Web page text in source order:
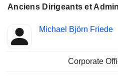
Anciens Dirigeants et
Insider
Fonctions
Michael Björn Friede
Corporate